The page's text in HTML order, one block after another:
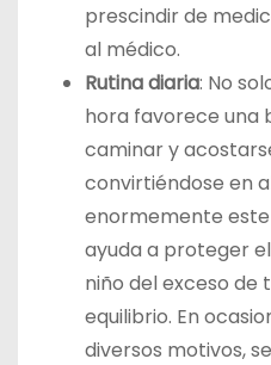
prescindir de
al médico.
Rutina diaria: No
hora favorece una
caminar y
convirtiéndose en
enormemente
ayuda a proteger
niño del exceso
equilibrio. En
diversos motivos,